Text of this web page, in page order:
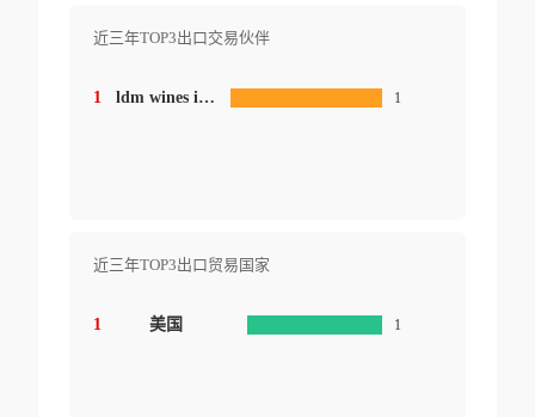
近三年TOP3出口交易伙伴
1 ldm wines inc. 1
近三年TOP3出口贸易国家
1 美国 1